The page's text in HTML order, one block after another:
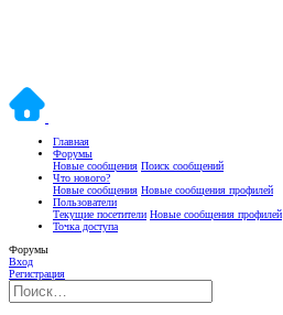
Главная
Форумы
Новые сообщения Поиск сообщений
Что нового?
Новые сообщения Новые сообщения профилей
Пользователи
Текущие посетители Новые сообщения профилей
Точка доступа
Форумы
Вход
Регистрация